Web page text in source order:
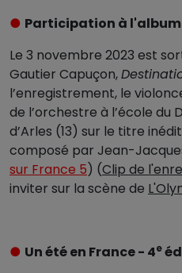
● Participation à l'album
Le 3 novembre 2023 est
Gautier Capuçon,
l’enregistrement, le
de l’orchestre à l’école du
d’Arles (13) sur le titre inédit
composé par Jean-
sur France 5) (Clip de
inviter sur la scène de
● Un été en France - 4e